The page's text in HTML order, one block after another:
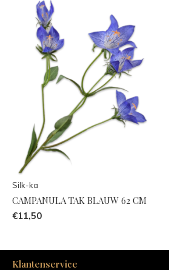
Silk-ka
CAMPANULA TAK BLAUW 62 CM
€11,50
Klantenservice